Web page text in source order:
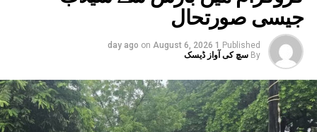
نوئیڈا کے گریٹر نوئیڈا ڈپو تک ایکوا لائن پر چلتی ہے۔ اب، اس
لائن کو پھیلانے اور میٹرو کو سیکٹر-142 سے بوٹینیکل گارڈن اور
گریٹر نوئیڈا ڈپو سے بوڈاکی روٹس پر چلانے کے منصوبے جاری
ہیں۔ ان دونوں راستوں کو اتر پردیش کی کابینہ سے بھی
منظوری مل چکی ہے۔ مرکزی منظوری کے بعد، NMRC نے ان
دونوں راستوں پر کام شروع کرنے کے لیے تقریباً چھ ماہ قبل
جیسی صورتحال
Published
1 day ago
on August 6, 2026
By سچ کی آواز ڈیسک